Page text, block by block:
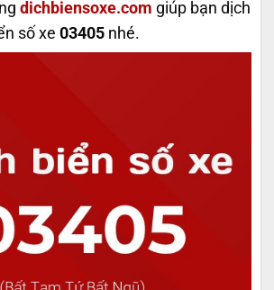
dichbiensoxe.com giúp bạn dịch
số xe 03405 nhé.